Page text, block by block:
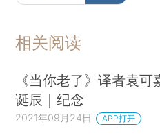
相关阅读
《当你老了》译者袁可
诞辰｜纪念
2021年09月24日 APP打开